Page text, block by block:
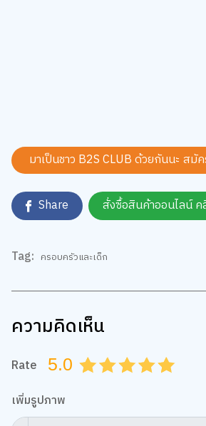
มาเป็นชาว B2S CLUB ด้วยกันนะ สมั
Share สั่งซื้อสินค้าออนไลน์ ค
Tag: ครอบครัวและเด็ก
ความคิดเห็น
Rate 5.0 4.5
4.0
3.5
3.0
2.5
2.0
1.5
1.0
0.5
เพิ่มรูปภาพ